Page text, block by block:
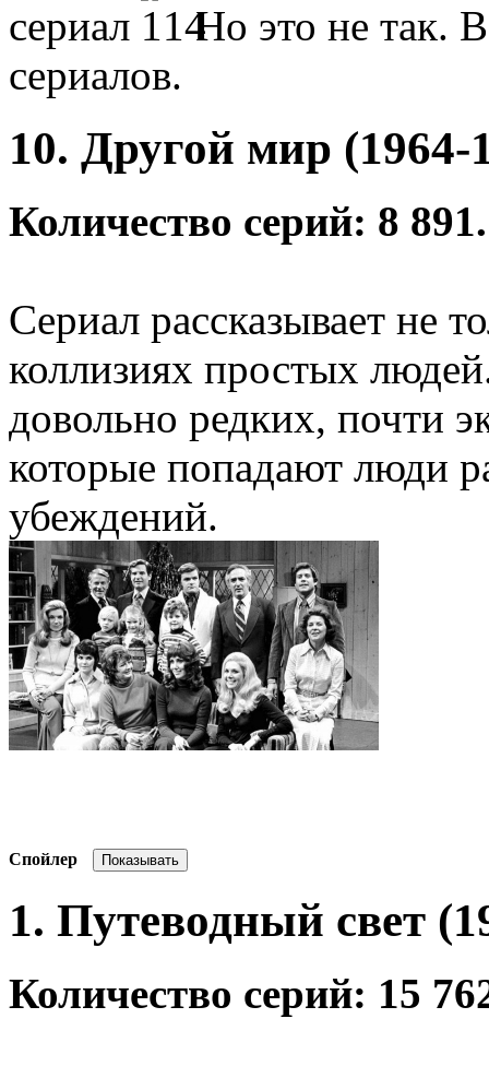
сериал
Но это не так.
сериалов.
10. Другой мир (1964-
Количество серий: 8 891.
Сериал рассказывает не
коллизиях простых
довольно редких, почти
которые попадают люди
убеждений.
Спойлер
1. Путеводный свет
Количество серий: 15